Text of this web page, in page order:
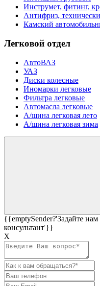
Инструмет, фитинг,
Антифриз,
Камский
Легковой отдел
АвтоВАЗ
УАЗ
Диски колесные
Иномарки легковые
Фильтра легковые
Автомасла легковые
А/шина легковая лето
А/шина легковая зима
{{emptySender?'Задайте
консультант'}}
Х